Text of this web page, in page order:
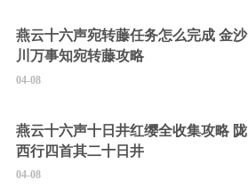
燕云十六声宛转藤任务怎么完成 金沙
川万事知宛转藤攻略
04-08
燕云十六声十日井红缨全收集攻略 陇
西行四首其二十日井
04-08